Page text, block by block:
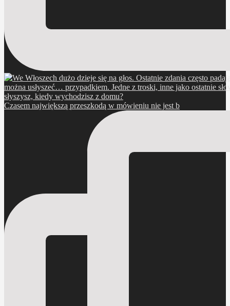
Czasem największą przeszkodą w mówieniu nie jest b